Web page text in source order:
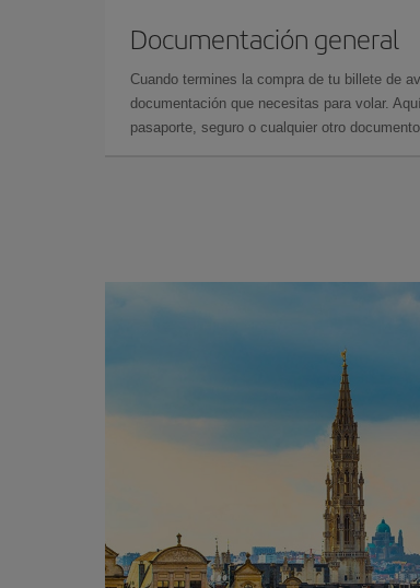
Documentación general
Cuando termines la compra de tu billete de
documentación que necesitas para volar.
pasaporte, seguro o cualquier otro